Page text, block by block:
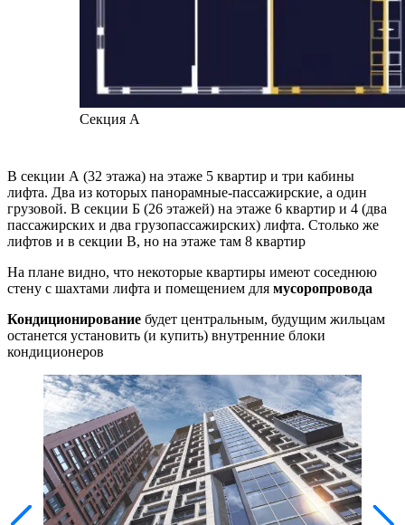
Секция А
В секции А (32 этажа) на этаже 5 квартир и три кабины
лифта. Два из которых панорамные-пассажирские, а один
грузовой. В секции Б (26 этажей) на этаже 6 квартир и 4 (два
пассажирских и два грузопассажирских) лифта. Столько же
лифтов и в секции В, но на этаже там 8 квартир
На плане видно, что некоторые квартиры имеют соседнюю
стену с шахтами лифта и помещением для мусоропровода
Кондиционирование будет центральным, будущим жильцам
останется установить (и купить) внутренние блоки
кондиционеров